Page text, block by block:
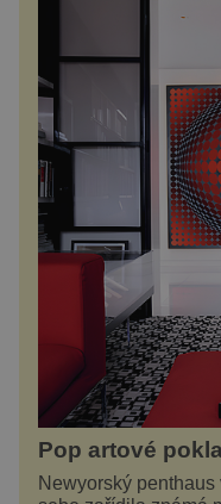
Pop artové
Newyorský